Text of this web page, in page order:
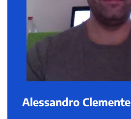
Alessandro Clemente